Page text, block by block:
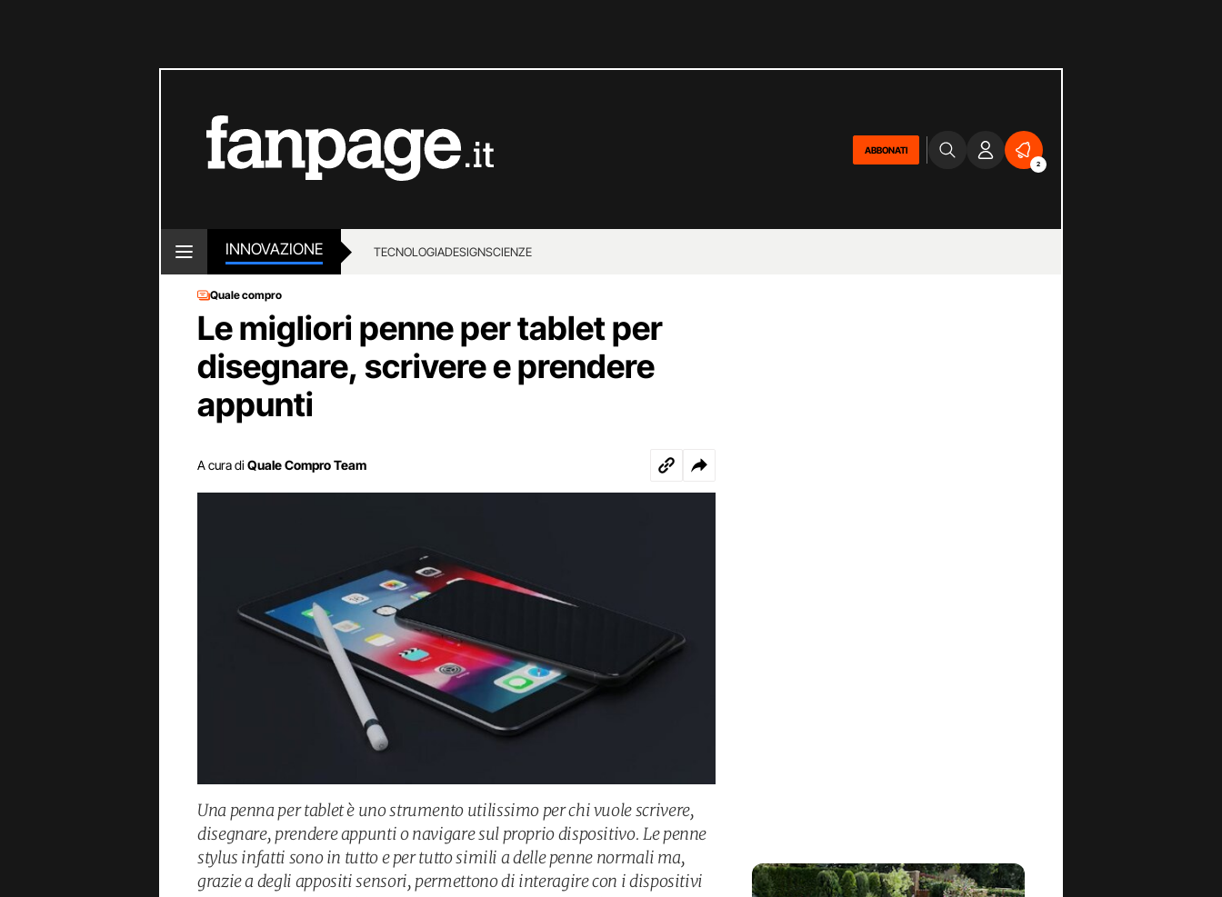
ABBONATI
2
INNOVAZIONE TECNOLOGIADESIGNSCIENZE
Quale compro
Le migliori penne per tablet per
disegnare, scrivere e prendere
appunti
A cura di Quale Compro Team
Una penna per tablet è uno strumento utilissimo per chi vuole scrivere,
disegnare, prendere appunti o navigare sul proprio dispositivo. Le penne
stylus infatti sono in tutto e per tutto simili a delle penne normali ma,
grazie a degli appositi sensori, permettono di interagire con i dispositivi